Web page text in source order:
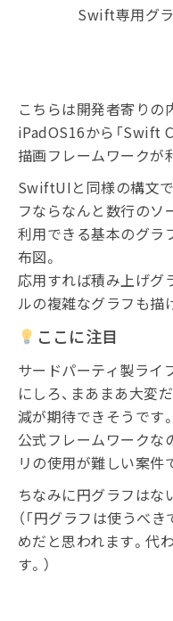
Swift専用グ
こちらは開発者寄りの
iPadOS16から「Swift
描画フレームワークが
SwiftUIと同様の構文
フならなんと数行のソ
利用できる基本のグラ
布図。
応用すれば積み上げグ
ルの複雑なグラフも描
ここに注目
サードパーティ製ライ
にしろ、まあまあ大変
減が期待できそうです。
公式フレームワークな
リの使用が難しい案件
ちなみに円グラフはな
（「円グラフは使うべ
めだと思われます。代
す。）